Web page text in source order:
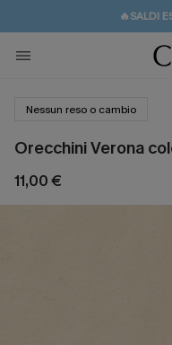
🔥SALDI
💌REGALO
Nessun reso o cambio
Orecchini Verona
11,00 €